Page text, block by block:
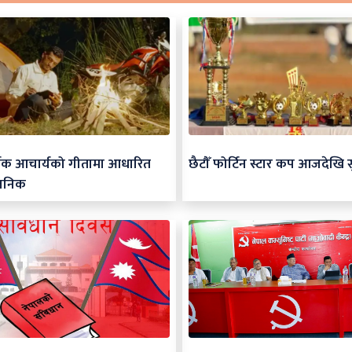
आचार्यको गीतामा आधारित
छैटौँ फोर्टिन स्टार कप